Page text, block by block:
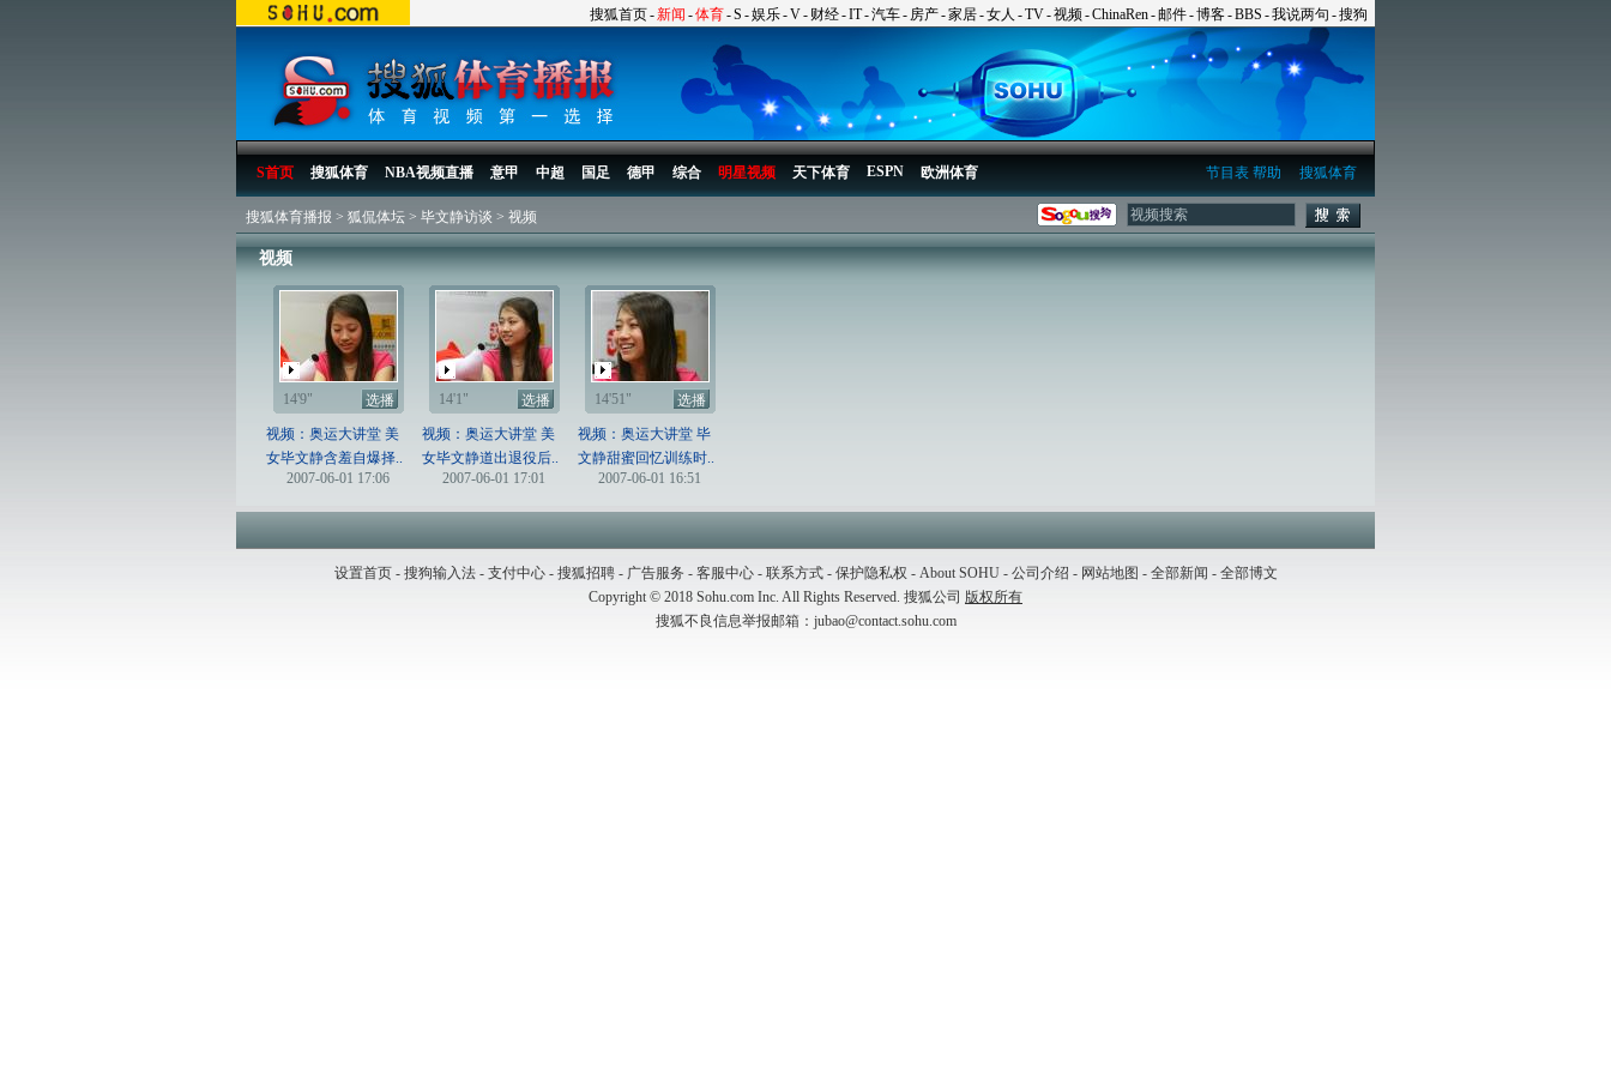
搜狐首页-新闻 -体育-S -娱乐-V- 财经-IT-汽车- 房产-家居-女人 -TV-视频-ChinaRen-邮件-博客-BBS -我说两句 -搜狗
搜狐体育
节目表 帮助
S首页 搜狐体育 NBA视频直播 意甲 中超 国足 德甲 综合 明星视频 天下体育 ESPN 欧洲体育
搜狐体育播报 > 狐侃体坛> 毕文静访谈 > 视频
视频
14'9"
选播
视频：奥运大讲堂 美
女毕文静含羞自爆择..
2007-06-01 17:06
14'1"
选播
视频：奥运大讲堂 美
女毕文静道出退役后..
2007-06-01 17:01
14'51"
选播
视频：奥运大讲堂 毕
文静甜蜜回忆训练时..
2007-06-01 16:51
设置首页- 搜狗输入法- 支付中心- 搜狐招聘- 广告服务 - 客服中心- 联系方式- 保护隐私权 - About SOHU- 公司介绍 - 网站地图 - 全部新闻 - 全部博文
Copyright © 2018 Sohu.com Inc. All Rights Reserved. 搜狐公司 版权所有
搜狐不良信息举报邮箱： jubao@contact.sohu.com